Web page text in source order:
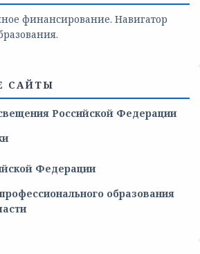
финансирование. Навигатор
САЙТЫ
Российской Федерации
Федерации
образования